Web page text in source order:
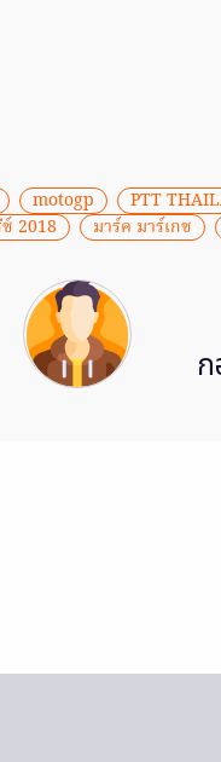
motogp PTT
2018
มาร์ค มาร์เกซ